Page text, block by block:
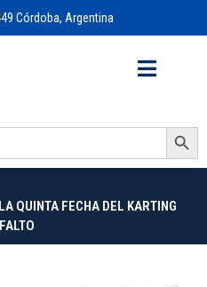
Córdoba, Argentina
Search Button
QUINTA FECHA DEL KARTING